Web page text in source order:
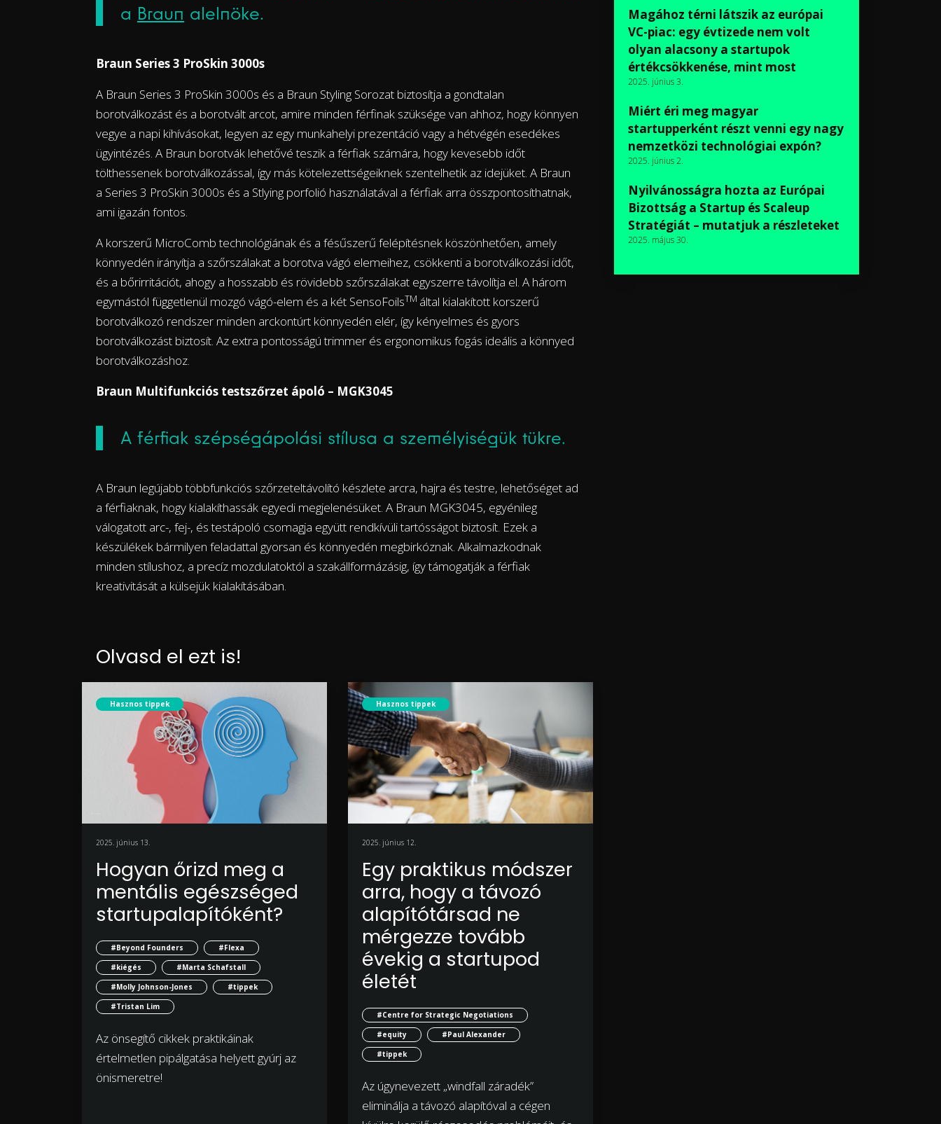
a Braun alelnöke.
Braun Series 3 ProSkin 3000s
A Braun Series 3 ProSkin 3000s és a Braun Styling Sorozat biztosítja a gondtalan
borotválkozást és a borotvált arcot, amire minden férfinak szüksége van ahhoz, hogy könnyen
vegye a napi kihívásokat, legyen az egy munkahelyi prezentáció vagy a hétvégén esedékes
ügyintézés. A Braun borotvák lehetővé teszik a férfiak számára, hogy kevesebb időt
tölthessenek borotválkozással, így más kötelezettségeiknek szentelhetik az idejüket. A Braun
a Series 3 ProSkin 3000s és a Stlying porfolió használatával a férfiak arra összpontosíthatnak,
ami igazán fontos.
A korszerű MicroComb technológiának és a fésűszerű felépítésnek köszönhetően, amely
könnyedén irányítja a szőrszálakat a borotva vágó elemeihez, csökkenti a borotválkozási időt,
és a bőrirritációt, ahogy a hosszabb és rövidebb szőrszálakat egyszerre távolítja el. A három
egymástól függetlenül mozgó vágó-elem és a két SensoFoilsTM által kialakított korszerű
borotválkozó rendszer minden arckontúrt könnyedén elér, így kényelmes és gyors
borotválkozást biztosít. Az extra pontosságú trimmer és ergonomikus fogás ideális a könnyed
borotválkozáshoz.
Braun Multifunkciós testszőrzet ápoló – MGK3045
A férfiak szépségápolási stílusa a személyiségük tükre.
A Braun legújabb többfunkciós szőrzeteltávolító készlete arcra, hajra és testre, lehetőséget ad
a férfiaknak, hogy kialakíthassák egyedi megjelenésüket. A Braun MGK3045, egyénileg
válogatott arc-, fej-, és testápoló csomagja együtt rendkívüli tartósságot biztosít. Ezek a
készülékek bármilyen feladattal gyorsan és könnyedén megbirkóznak. Alkalmazkodnak
minden stílushoz, a precíz mozdulatoktól a szakállformázásig, így támogatják a férfiak
kreativitását a külsejük kialakításában.
Olvasd el ezt is!
Hasznos tippek
2025. június 13.
Hogyan őrizd meg a
mentális egészséged
startupalapítóként?
#Beyond Founders
#Flexa
#kiégés
#Marta Schafstall
#Molly Johnson-Jones
#tippek
#Tristan Lim
Az önsegítő cikkek praktikáinak
értelmetlen pipálgatása helyett gyúrj az
önismeretre!
Hasznos tippek
2025. június 12.
Egy praktikus módszer
arra, hogy a távozó
alapítótársad ne
mérgezze tovább
évekig a startupod
életét
#Centre for Strategic Negotiations
#equity
#Paul Alexander
#tippek
Az úgynevezett „windfall záradék”
eliminálja a távozó alapítóval a cégen
Magához térni látszik az európai
VC-piac: egy évtizede nem volt
olyan alacsony a startupok
értékcsökkenése, mint most
2025. június 3.
Miért éri meg magyar
startupperként részt venni egy nagy
nemzetközi technológiai expón?
2025. június 2.
Nyilvánosságra hozta az Európai
Bizottság a Startup és Scaleup
Stratégiát – mutatjuk a részleteket
2025. május 30.